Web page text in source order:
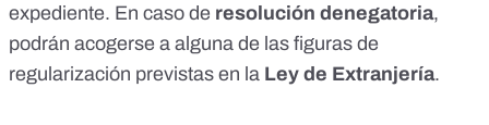
expediente. En caso de resolución denegatoria,
podrán acogerse a alguna de las figuras de
regularización previstas en la Ley de Extranjería.